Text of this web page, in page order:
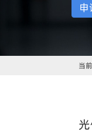
当